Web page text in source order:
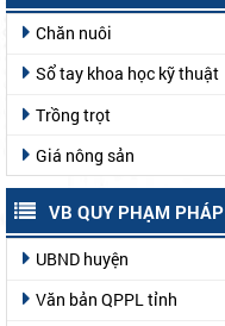
Chăn nuôi
Sổ tay khoa học kỹ thuật
Trồng trọt
Giá nông sản
VB QUY PHẠM
UBND huyện
Văn bản QPPL tỉnh